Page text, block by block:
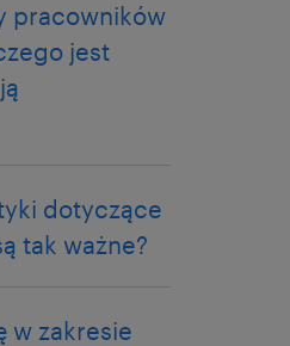
pracowników
jest
dotyczące
tak ważne?
w zakresie